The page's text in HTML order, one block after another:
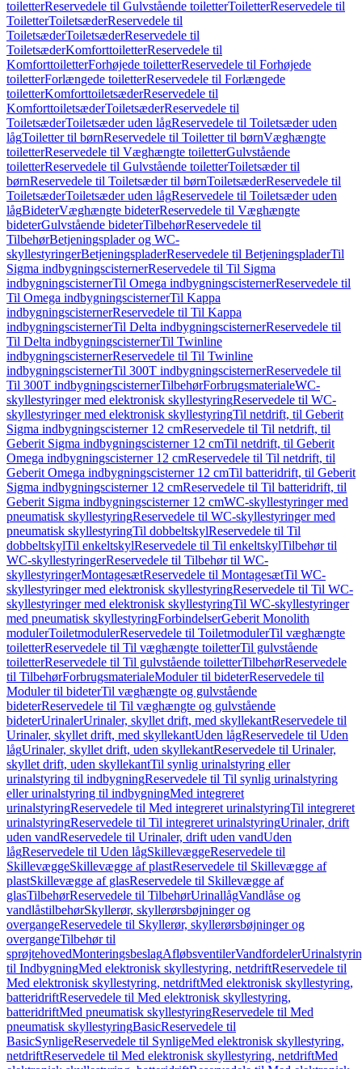
toiletterReservedele til Gulvstående toiletterToiletterReservedele til
ToiletterToiletsæderReservedele til
ToiletsæderToiletsæderReservedele til
ToiletsæderKomforttoiletterReservedele til
KomforttoiletterForhøjede toiletterReservedele til Forhøjede
toiletterForlængede toiletterReservedele til Forlængede
toiletterKomforttoiletsæderReservedele til
KomforttoiletsæderToiletsæderReservedele til
ToiletsæderToiletsæder uden lågReservedele til Toiletsæder uden
lågToiletter til børnReservedele til Toiletter til børnVæghængte
toiletterReservedele til Væghængte toiletterGulvstående
toiletterReservedele til Gulvstående toiletterToiletsæder til
børnReservedele til Toiletsæder til børnToiletsæderReservedele til
ToiletsæderToiletsæder uden lågReservedele til Toiletsæder uden
lågBideterVæghængte bideterReservedele til Væghængte
bideterGulvstående bideterTilbehørReservedele til
TilbehørBetjeningsplader og WC-
skyllestyringerBetjeningspladerReservedele til BetjeningspladerTil
Sigma indbygningscisternerReservedele til Til Sigma
indbygningscisternerTil Omega indbygningscisternerReservedele til
Til Omega indbygningscisternerTil Kappa
indbygningscisternerReservedele til Til Kappa
indbygningscisternerTil Delta indbygningscisternerReservedele til
Til Delta indbygningscisternerTil Twinline
indbygningscisternerReservedele til Til Twinline
indbygningscisternerTil 300T indbygningscisternerReservedele til
Til 300T indbygningscisternerTilbehørForbrugsmaterialeWC-
skyllestyringer med elektronisk skyllestyringReservedele til WC-
skyllestyringer med elektronisk skyllestyringTil netdrift, til Geberit
Sigma indbygningscisterner 12 cmReservedele til Til netdrift, til
Geberit Sigma indbygningscisterner 12 cmTil netdrift, til Geberit
Omega indbygningscisterner 12 cmReservedele til Til netdrift, til
Geberit Omega indbygningscisterner 12 cmTil batteridrift, til Geberit
Sigma indbygningscisterner 12 cmReservedele til Til batteridrift, til
Geberit Sigma indbygningscisterner 12 cmWC-skyllestyringer med
pneumatisk skyllestyringReservedele til WC-skyllestyringer med
pneumatisk skyllestyringTil dobbeltskylReservedele til Til
dobbeltskylTil enkeltskylReservedele til Til enkeltskylTilbehør til
WC-skyllestyringerReservedele til Tilbehør til WC-
skyllestyringerMontagesætReservedele til MontagesætTil WC-
skyllestyringer med elektronisk skyllestyringReservedele til Til WC-
skyllestyringer med elektronisk skyllestyringTil WC-skyllestyringer
med pneumatisk skyllestyringForbindelserGeberit Monolith
modulerToiletmodulerReservedele til ToiletmodulerTil væghængte
toiletterReservedele til Til væghængte toiletterTil gulvstående
toiletterReservedele til Til gulvstående toiletterTilbehørReservedele
til TilbehørForbrugsmaterialeModuler til bideterReservedele til
Moduler til bideterTil væghængte og gulvstående
bideterReservedele til Til væghængte og gulvstående
bideterUrinalerUrinaler, skyllet drift, med skyllekantReservedele til
Urinaler, skyllet drift, med skyllekantUden lågReservedele til Uden
lågUrinaler, skyllet drift, uden skyllekantReservedele til Urinaler,
skyllet drift, uden skyllekantTil synlig urinalstyring eller
urinalstyring til indbygningReservedele til Til synlig urinalstyring
eller urinalstyring til indbygningMed integreret
urinalstyringReservedele til Med integreret urinalstyringTil integreret
urinalstyringReservedele til Til integreret urinalstyringUrinaler, drift
uden vandReservedele til Urinaler, drift uden vandUden
lågReservedele til Uden lågSkillevæggeReservedele til
SkillevæggeSkillevægge af plastReservedele til Skillevægge af
plastSkillevægge af glasReservedele til Skillevægge af
glasTilbehørReservedele til TilbehørUrinallågVandlåse og
vandlåstilbehørSkyllerør, skyllerørsbøjninger og
overgangeReservedele til Skyllerør, skyllerørsbøjninger og
overgangeTilbehør til
sprøjtehovedMonteringsbeslagAfløbsventilerVandfordeler
til IndbygningMed elektronisk skyllestyring, netdriftReservedele til
Med elektronisk skyllestyring, netdriftMed elektronisk skyllestyring,
batteridriftReservedele til Med elektronisk skyllestyring,
batteridriftMed pneumatisk skyllestyringReservedele til Med
pneumatisk skyllestyringBasicReservedele til
BasicSynligeReservedele til SynligeMed elektronisk skyllestyring,
netdriftReservedele til Med elektronisk skyllestyring, netdriftMed